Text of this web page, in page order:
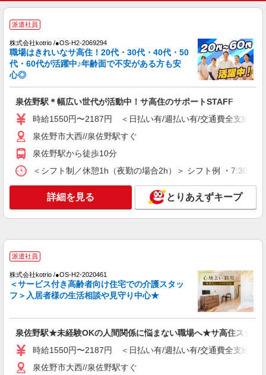
時給1550円〜2187円 ＜日払い有/週払い有/交
キープ 詳細を見る
派遣社員
株式会社kotrio /●OS-H2-2009813
毎日通うのが楽しみになる＊ホテルのような美
しいサ高住のSTAFF
時給1550円〜2187円 ＜日払い有/週払い有/交
通費全支給(ガソリン代含む)＞
泉佐野市大西//泉佐野駅すぐ
キープ 詳細を見る
派遣社員
時給1550円〜2187円 ＜日払い有/週払い有/交
通費全支給(ガソリン代含む)＞
泉佐野市大西//泉佐野駅すぐ
派遣社員
株式会社kotrio /●OS-H2-2012154
派遣社員
株式会社kotrio /●OS-H2-2069294
職場はきれいなサ高住！20代・30代・40代・50
代・60代が活躍中♪年齢面で不安がある方も安
心◎
泉佐野駅＊幅広い世代が活動中！サ高住のサポートSTAFF
時給1550円〜2187円 ＜日払い有/週払い有/交通費全支給(ガ
泉佐野市大西//泉佐野駅すぐ
泉佐野駅から徒歩10分
＜シフト制／休憩1h（夜勤の場合2h）＞ シフト例 ・7:30
詳細を見る とりあえずキープ
派遣社員
株式会社kotrio /●OS-H2-2020461
＜サービス付き高齢者向け住宅での介護スタッ
フ＞入居者様の生活相談や見守り中心★
泉佐野駅★未経験OKの人間関係に悩まない職場へ★サ高住スタッ
時給1550円〜2187円 ＜日払い有/週払い有/交通費全支給(ガ
泉佐野市大西//泉佐野駅すぐ